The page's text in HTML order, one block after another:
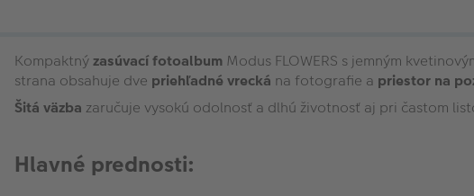
Kompaktnýzasúvací fotoalbum Modus FLOWERS s jemným
strana obsahuje dve priehľadné vrecká na fotografie a priestor na
Šitá väzba zaručuje vysokú odolnosť a dlhú životnosť aj pri častom
Hlavné prednosti: